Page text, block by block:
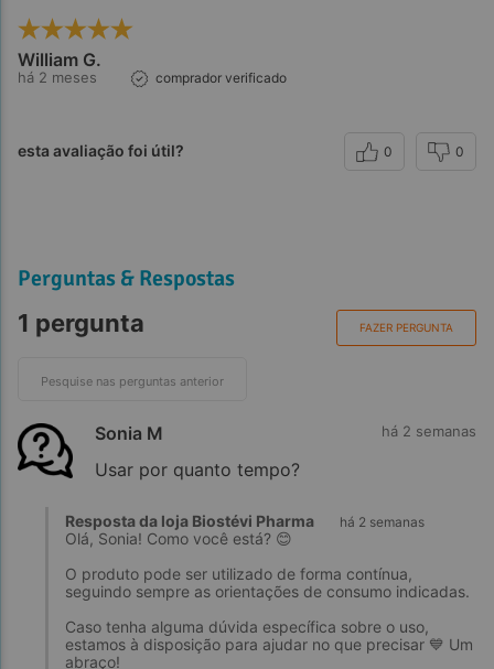
William G.
há 2 meses comprador verificado
esta avaliação foi útil? 0 0
Perguntas & Respostas
1 pergunta FAZER PERGUNTA
Sonia M há 2 semanas
Usar por quanto tempo?
Resposta da loja Biostévi Pharma há 2 semanas
Olá, Sonia! Como você está? 😊
O produto pode ser utilizado de forma contínua,
seguindo sempre as orientações de consumo indicadas.
Caso tenha alguma dúvida específica sobre o uso,
estamos à disposição para ajudar no que precisar 💙 Um